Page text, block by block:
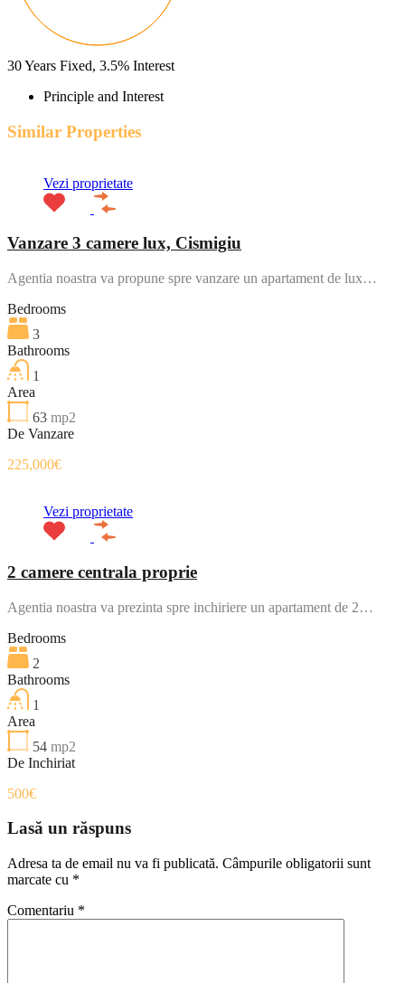
30Years Fixed, 3.5% Interest
Principle and Interest
Similar Properties
Vezi proprietate
Vanzare 3 camere lux, Cismigiu
Agentia noastra va propune spre vanzare un apartament de lux…
Bedrooms
3
Bathrooms
1
Area
63 mp2
De Vanzare
225,000€
Vezi proprietate
2 camere centrala proprie
Agentia noastra va prezinta spre inchiriere un apartament de 2…
Bedrooms
2
Bathrooms
1
Area
54 mp2
De Inchiriat
500€
Lasă un răspuns
Adresa ta de email nu va fi publicată. Câmpurile obligatorii sunt
marcate cu *
Comentariu *